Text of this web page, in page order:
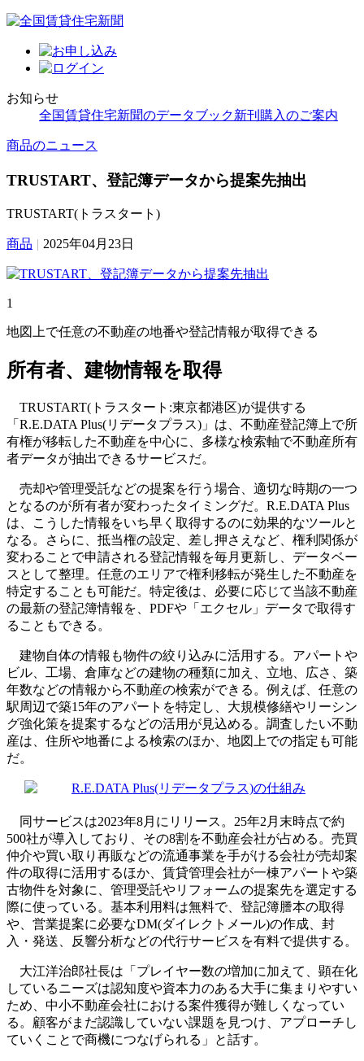
お知らせ
全国賃貸住宅新聞のデータブック新刊購入のご案内
商品のニュース
TRUSTART、登記簿データから提案先抽出
TRUSTART(トラスタート)
商品 | 2025年04月23日
1
地図上で任意の不動産の地番や登記情報が取得できる
所有者、建物情報を取得
TRUSTART(トラスタート:東京都港区)が提供する
「R.E.DATA Plus(リデータプラス)」は、不動産登記簿上で所
有権が移転した不動産を中心に、多様な検索軸で不動産所有
者データが抽出できるサービスだ。
売却や管理受託などの提案を行う場合、適切な時期の一つ
となるのが所有者が変わったタイミングだ。R.E.DATA Plus
は、こうした情報をいち早く取得するのに効果的なツールと
なる。さらに、抵当権の設定、差し押さえなど、権利関係が
変わることで申請される登記情報を毎月更新し、データベー
スとして整理。任意のエリアで権利移転が発生した不動産を
特定することも可能だ。特定後は、必要に応じて当該不動産
の最新の登記簿情報を、PDFや「エクセル」データで取得す
ることもできる。
建物自体の情報も物件の絞り込みに活用する。アパートや
ビル、工場、倉庫などの建物の種類に加え、立地、広さ、築
年数などの情報から不動産の検索ができる。例えば、任意の
駅周辺で築15年のアパートを特定し、大規模修繕やリーシン
グ強化策を提案するなどの活用が見込める。調査したい不動
産は、住所や地番による検索のほか、地図上での指定も可能
だ。
同サービスは2023年8月にリリース。25年2月末時点で約
500社が導入しており、その8割を不動産会社が占める。売買
仲介や買い取り再販などの流通事業を手がける会社が売却案
件の取得に活用するほか、賃貸管理会社が一棟アパートや築
古物件を対象に、管理受託やリフォームの提案先を選定する
際に使っている。基本利用料は無料で、登記簿謄本の取得
や、営業提案に必要なDM(ダイレクトメール)の作成、封
入・発送、反響分析などの代行サービスを有料で提供する。
大江洋治郎社長は「プレイヤー数の増加に加えて、顕在化
しているニーズは認知度や資本力のある大手に集まりやすい
ため、中小不動産会社における案件獲得が難しくなってい
る。顧客がまだ認識していない課題を見つけ、アプローチし
ていくことで商機につなげられる」と話す。